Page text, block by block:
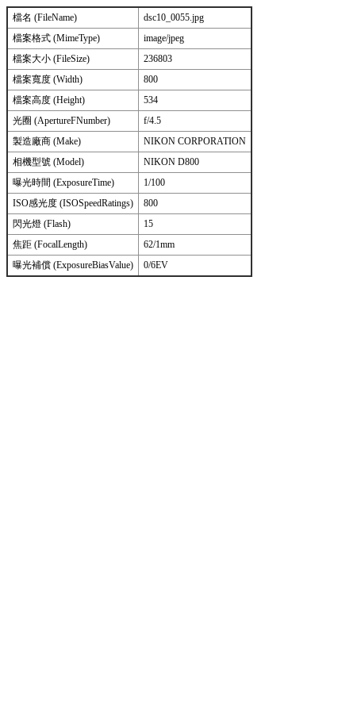
檔名 (FileName)
dsc10_0055.jpg
檔案格式 (MimeType)
image/jpeg
檔案大小 (FileSize)
236803
檔案寬度 (Width)
800
檔案高度 (Height)
534
光圈 (ApertureFNumber)
f/4.5
製造廠商 (Make)
NIKON CORPORATION
相機型號 (Model)
NIKON D800
曝光時間 (ExposureTime)
1/100
ISO感光度 (ISOSpeedRatings)
800
閃光燈 (Flash)
15
焦距 (FocalLength)
62/1mm
曝光補償 (ExposureBiasValue)
0/6EV